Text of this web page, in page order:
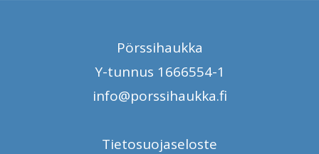
Pörssihaukka
Y-tunnus 1666554-1
info@porssihaukka.fi
Tietosuojaseloste